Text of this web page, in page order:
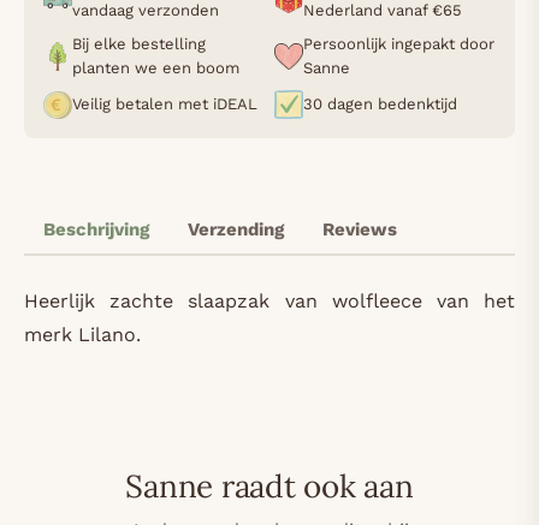
vandaag verzonden
Nederland vanaf €65
Bij elke bestelling
planten we een boom
Persoonlijk ingepakt door
Sanne
Veilig betalen met iDEAL
30 dagen bedenktijd
Beschrijving Verzending Reviews
Heerlijk zachte slaapzak van wolfleece van het
merk Lilano.
Sanne raadt ook aan